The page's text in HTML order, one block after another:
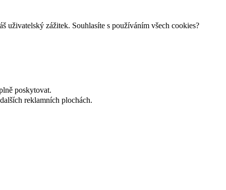
uživatelský zážitek. Souhlasíte s používáním všech cookies?
poskytovat.
reklamních plochách.